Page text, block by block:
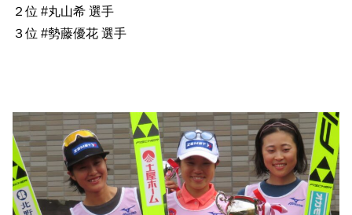
２位 #丸山希 選手
３位 #勢藤優花 選手